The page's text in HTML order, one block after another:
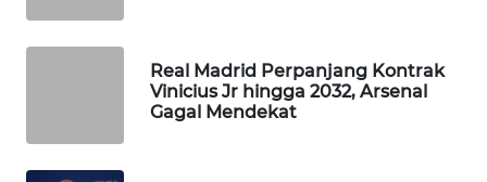
Real Madrid Perpanjang Kontrak
Vinicius Jr hingga 2032, Arsenal
Gagal Mendekat
WAHANA
HEALTH
WISATA